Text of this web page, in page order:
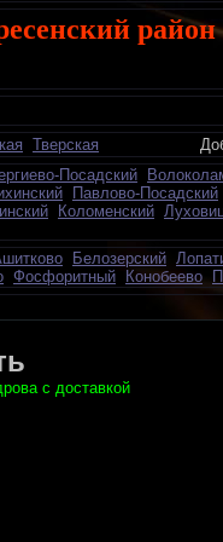
район
Тверская
Добавить
Посадский
Павлово-Посадский
Коломенский
Белозерский
Фосфоритный Конобеево
с доставкой